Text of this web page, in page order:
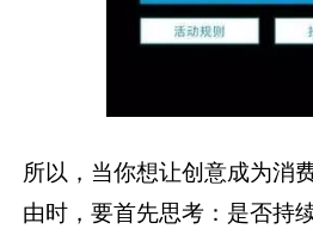
所以，当你想让创意成为消
由时，要首先思考：是否持